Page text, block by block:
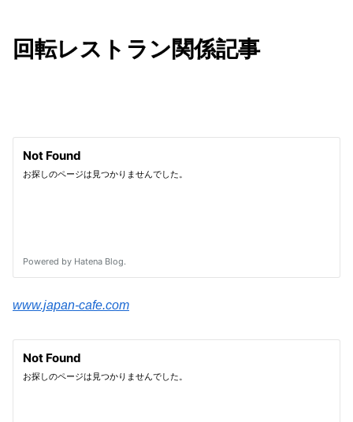
回転レストラン関係記事
www.japan-cafe.com